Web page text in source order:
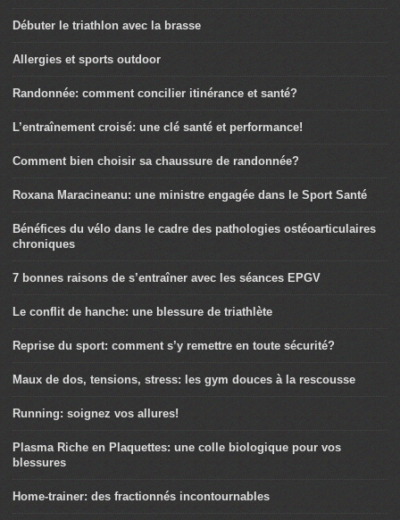
Débuter le triathlon avec la brasse
Allergies et sports outdoor
Randonnée: comment concilier itinérance et santé?
L’entraînement croisé: une clé santé et performance!
Comment bien choisir sa chaussure de randonnée?
Roxana Maracineanu: une ministre engagée dans le Sport Santé
Bénéfices du vélo dans le cadre des pathologies ostéoarticulaires
chroniques
7 bonnes raisons de s’entraîner avec les séances EPGV
Le conflit de hanche: une blessure de triathlète
Reprise du sport: comment s’y remettre en toute sécurité?
Maux de dos, tensions, stress: les gym douces à la rescousse
Running: soignez vos allures!
Plasma Riche en Plaquettes: une colle biologique pour vos
blessures
Home-trainer: des fractionnés incontournables